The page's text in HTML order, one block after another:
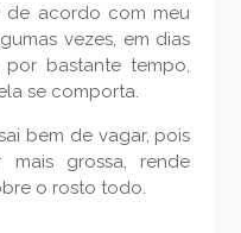
de acordo com meu
vezes, em dias
bastante tempo,
se comporta.
bem de vagar, pois
grossa, rende
o rosto todo.